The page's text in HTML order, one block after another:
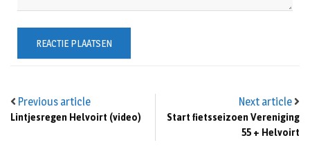
Previous article
Lintjesregen Helvoirt (video)
Next article
Start fietsseizoen Vereniging
55 + Helvoirt